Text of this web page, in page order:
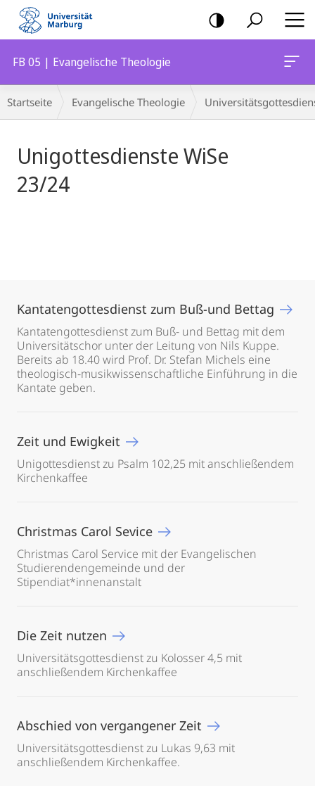
Mobile-
Navigation
FB 05 | Evangelische Theologie
Hauptinhalt
Breadcrumb-
Navigation
Startseite Evangelische Theologie
Unigottesdienste WiSe
23/24
Kantatengottesdienst zum Buß-und Bettag
Kantatengottesdienst zum Buß- und Bettag mit dem
Universitätschor unter der Leitung von Nils Kuppe.
Bereits ab 18.40 wird Prof. Dr. Stefan Michels eine
theologisch-musikwissenschaftliche Einführung in die
Kantate geben.
Zeit und Ewigkeit
Unigottesdienst zu Psalm 102,25 mit anschließendem
Kirchenkaffee
Christmas Carol Sevice
Christmas Carol Service mit der Evangelischen
Studierendengemeinde und der
Stipendiat*innenanstalt
Die Zeit nutzen
Universitätsgottesdienst zu Kolosser 4,5 mit
anschließendem Kirchenkaffee
Abschied von vergangener Zeit
Universitätsgottesdienst zu Lukas 9,63 mit
anschließendem Kirchenkaffee.